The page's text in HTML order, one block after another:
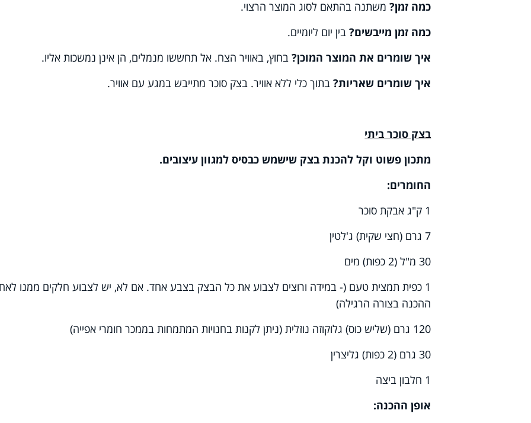
כמה זמן? משתנה בהתאם לסוג המוצר הרצוי.
כמה זמן מייבשים?בין יום ליומיים.
איך שומרים את המוצר המוכן? בחוץ, באוויר הצח. אל תחששו מנמלים, הן אינן נמשכות אליו.
איך שומרים שאריות?בתוך כלי ללא אוויר. בצק סוכר מתייבש במגע עם אוויר.
בצק סוכר ביתי
מתכון פשוט וקל להכנת בצק שישמש כבסיס למגוון עיצובים.
החומרים:
1 ק"ג אבקת סוכר
7 גרם (חצי שקית) ג'לטין
30 מ"ל (2 כפות) מים
1 כפית תמצית טעם (- במידה ורוצים לצבוע את כל הבצק בצבע אחד. אם לא, יש לצבוע חלקים ממנו
ההכנה בצורה הרגילה)
120 גרם (שליש כוס) גלוקוזה נוזלית (ניתן לקנות בחנויות המתמחות בממכר חומרי אפייה)
30 גרם (2 כפות) גליצרין
1 חלבון ביצה
אופן ההכנה: